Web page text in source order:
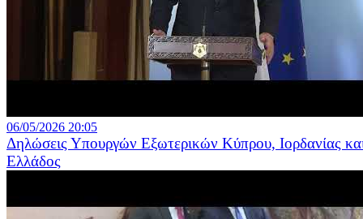
06/05/2026 20:05
Δηλώσεις Υπουργών Εξωτερικών Κύπρου, Ιορδανίας
Ελλάδος